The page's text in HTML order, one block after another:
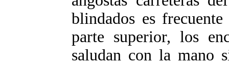
blindados es
parte superior, los
saludan con la mano